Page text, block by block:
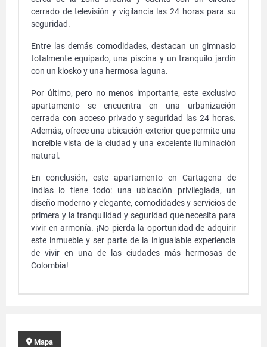
cerrado de televisión y vigilancia las 24 horas para su
seguridad.
Entre las demás comodidades, destacan un gimnasio
totalmente equipado, una piscina y un tranquilo jardín
con un kiosko y una hermosa laguna.
Por último, pero no menos importante, este exclusivo
apartamento se encuentra en una urbanización
cerrada con acceso privado y seguridad las 24 horas.
Además, ofrece una ubicación exterior que permite una
increíble vista de la ciudad y una excelente iluminación
natural.
En conclusión, este apartamento en Cartagena de
Indias lo tiene todo: una ubicación privilegiada, un
diseño moderno y elegante, comodidades y servicios de
primera y la tranquilidad y seguridad que necesita para
vivir en armonía. ¡No pierda la oportunidad de adquirir
este inmueble y ser parte de la inigualable experiencia
de vivir en una de las ciudades más hermosas de
Colombia!
Mapa